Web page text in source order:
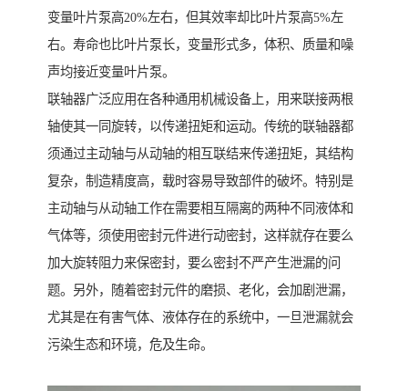
变量叶片泵高20%左右，但其效率却比叶片泵高5%左
右。寿命也比叶片泵长，变量形式多，体积、质量和噪
声均接近变量叶片泵。
联轴器广泛应用在各种通用机械设备上，用来联接两根
轴使其一同旋转，以传递扭矩和运动。传统的联轴器都
须通过主动轴与从动轴的相互联结来传递扭矩，其结构
复杂，制造精度高，载时容易导致部件的破坏。特别是
主动轴与从动轴工作在需要相互隔离的两种不同液体和
气体等，须使用密封元件进行动密封，这样就存在要么
加大旋转阻力来保密封，要么密封不严产生泄漏的问
题。另外，随着密封元件的磨损、老化，会加剧泄漏，
尤其是在有害气体、液体存在的系统中，一旦泄漏就会
污染生态和环境，危及生命。